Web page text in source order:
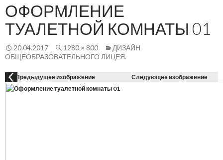
ОФОРМЛЕНИЕ
ТУАЛЕТНОЙ КОМНАТЫ 01
20.04.2017 1280 × 800
ДИЗАЙН
ОБЩЕОБРАЗОВАТЕЛЬНОГО ЛИЦЕЯ.
Предыдущее изображение Следующее изображение